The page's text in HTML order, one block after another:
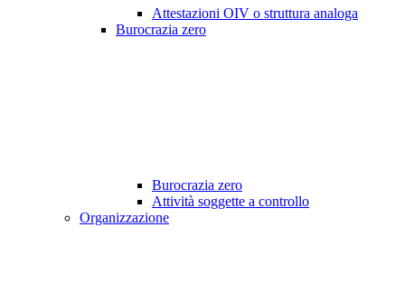
Attestazioni OIV o struttura analoga
Burocrazia zero
Burocrazia zero
Attività soggette a controllo
Organizzazione